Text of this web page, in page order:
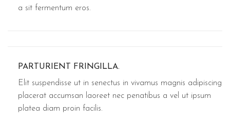
a sit fermentum eros.
PARTURIENT FRINGILLA.
Elit suspendisse ut in senectus in vivamus magnis adipiscing
placerat accumsan laoreet nec penatibus a vel ut ipsum
platea diam proin facilis.